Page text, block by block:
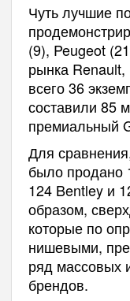
Чуть лучшие
(9), Peugeot
рынка
всего 36
составили 85
премиальный
Для
было продано
124 Bentley и
образом,
которые по
нишевыми,
ряд массовых
брендов.